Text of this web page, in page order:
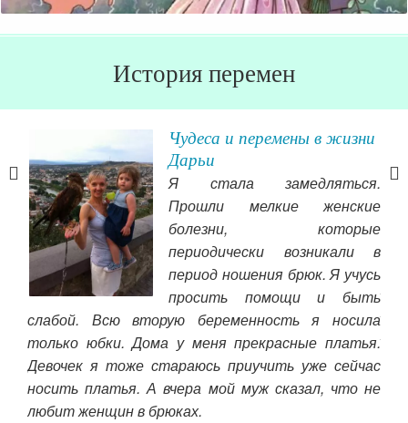
История перемен
Чудеса и перемены в жизни
Дарьи
Я стала замедляться.
Прошли мелкие женские
болезни, которые
периодически возникали в
период ношения брюк. Я учусь
просить помощи и быть
слабой. Всю вторую беременность я носила
только юбки. Дома у меня прекрасные платья.
Девочек я тоже стараюсь приучить уже сейчас
носить платья. А вчера мой муж сказал, что не
любит женщин в брюках.